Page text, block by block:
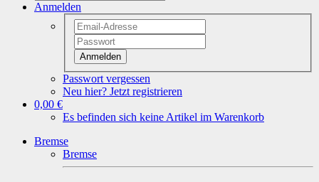
Anmelden
Anmelden
Passwort vergessen
Neu hier? Jetzt registrieren
0,00 €
Es befinden sich keine Artikel im Warenkorb
Bremse
Bremse